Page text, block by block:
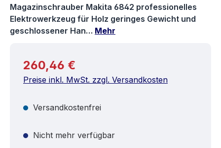
Magazinschrauber Makita 6842 professionelles
Elektrowerkzeug für Holz geringes Gewicht und
geschlossener Han… Mehr
Regulärer Preis:
260,46 €
Preise inkl. MwSt. zzgl. Versandkosten
Versandkostenfrei
Nicht mehr verfügbar